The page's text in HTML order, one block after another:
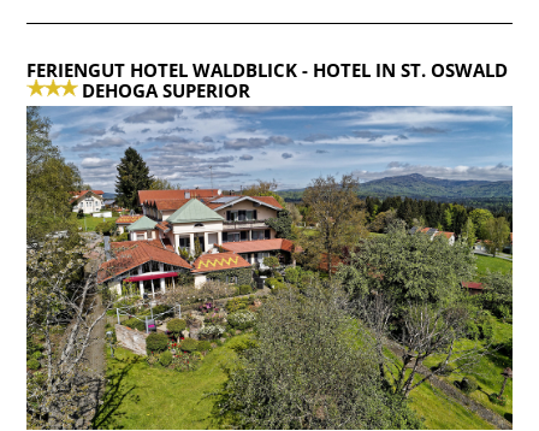
FERIENGUT HOTEL WALDBLICK- HOTEL IN ST. OSWALD
DEHOGA SUPERIOR